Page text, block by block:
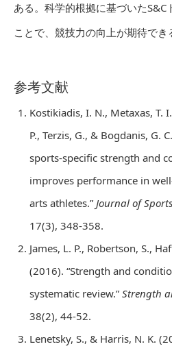
ある。科学的根拠に基づいた
ことで、競技力の向上が期待でき
参考文献
Kostikiadis, I. N., Metaxas, T.
P., Terzis, G., & Bogdanis, G.
sports-specific strength and
improves performance in
arts athletes.” Journal of
17(3), 348-358.
James, L. P., Robertson, S.,
(2016). “Strength and
systematic review.” Strength
38(2), 44-52.
Lenetsky, S., & Harris, N. K.